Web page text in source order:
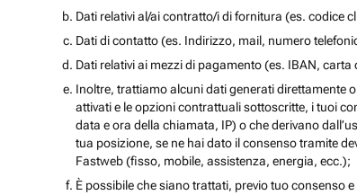
Dati relativi al/ai contratto/i di fornitura (es. codice
Dati di contatto (es. Indirizzo, mail, numero
Dati relativi ai mezzi di pagamento (es. IBAN,
Inoltre, trattiamo alcuni dati generati direttamente
attivati e le opzioni contrattuali sottoscritte, i tuoi
data e ora della chiamata, IP) o che derivano
tua posizione, se ne hai dato il consenso tramite
Fastweb (fisso, mobile, assistenza, energia, ecc.);
È possibile che siano trattati, previo tuo consenso